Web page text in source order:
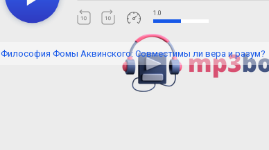
1.0
Философия Фомы Аквинского: Совместимы ли вера и разум?